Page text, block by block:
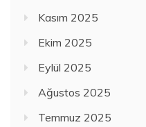
Kasım 2025
Ekim 2025
Eylül 2025
Ağustos 2025
Temmuz 2025